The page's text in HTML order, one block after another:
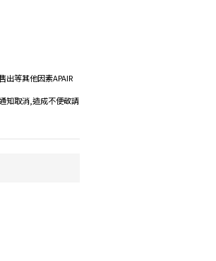
出等其他因素APAIR
知取消,造成不便敬請